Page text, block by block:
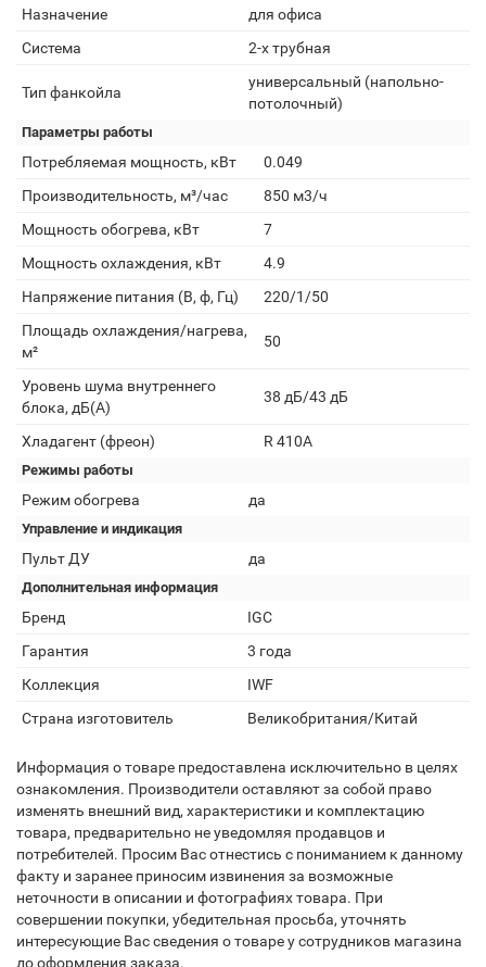
Назначение
для офиса
Система
2-х трубная
Тип фанкойла
универсальный (напольно-
потолочный)
Параметры работы
Потребляемая мощность, кВт
0.049
Производительность, м³/час
850 м3/ч
Мощность обогрева, кВт
7
Мощность охлаждения, кВт
4.9
Напряжение питания (В, ф, Гц)
220/1/50
Площадь охлаждения/нагрева,
м²
50
Уровень шума внутреннего
блока, дБ(А)
38 дБ/43 дБ
Хладагент (фреон) R 410A
Режимы работы
Режим обогрева да
Управление и индикация
Пульт ДУ да
Дополнительная информация
Бренд
IGC
Гарантия
3 года
Коллекция
IWF
Страна изготовитель
Великобритания/Китай
Информация о товаре предоставлена исключительно в целях
ознакомления. Производители оставляют за собой право
изменять внешний вид, характеристики и комплектацию
товара, предварительно не уведомляя продавцов и
потребителей. Просим Вас отнестись с пониманием к данному
факту и заранее приносим извинения за возможные
неточности в описании и фотографиях товара. При
совершении покупки, убедительная просьба, уточнять
интересующие Вас сведения о товаре у сотрудников магазина
до оформления заказа.